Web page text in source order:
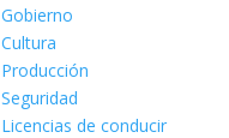
Gobierno
Cultura
Producción
Seguridad
Licencias de conducir